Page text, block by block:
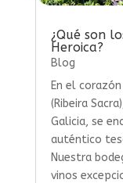
¿Qué son
Heroica?
Blog
En el
(Ribeira
Galicia, se
auténtico
Nuestra
vinos